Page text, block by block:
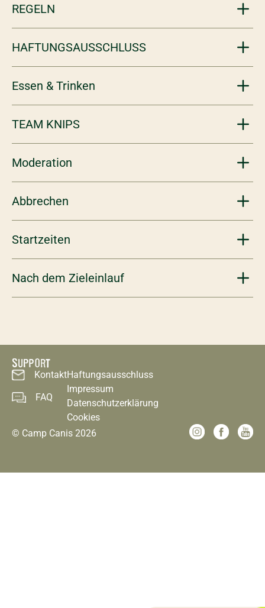
REGELN
HAFTUNGSAUSSCHLUSS
Essen & Trinken
TEAM KNIPS
Moderation
Abbrechen
Startzeiten
Nach dem Zieleinlauf
SUPPORT
Kontakt
FAQ
Haftungsausschluss
Impressum
Datenschutzerklärung
Cookies
© Camp Canis 2026